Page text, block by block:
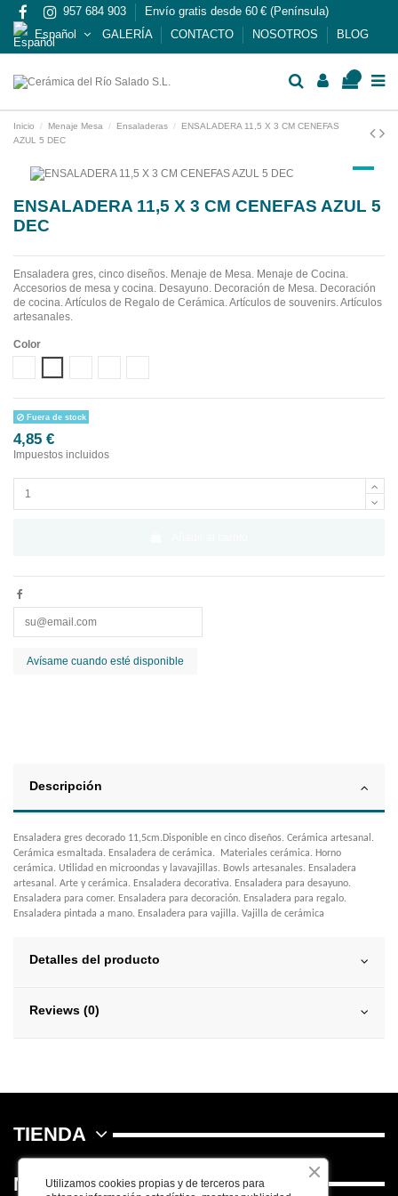
957 684 903
Envío gratis desde 60 € (Península)
Español
GALERÍA CONTACTO NOSOTROS BLOG
Inicio Menaje Mesa Ensaladeras
ENSALADERA 11,5 X 3 CM CENEFAS
AZUL 5 DEC
ENSALADERA 11,5 X 3 CM CENEFAS AZUL 5
DEC
Ensaladera gres, cinco diseños. Menaje de Mesa. Menaje de Cocina.
Accesorios de mesa y cocina. Desayuno. Decoración de Mesa. Decoración
de cocina. Artículos de Regalo de Cerámica. Artículos de souvenirs. Artículos
artesanales.
Color
Fuera de stock
4,85 €
Impuestos incluidos
Descripción
Ensaladera gres decorado 11,5cm.Disponible en cinco diseños. Cerámica artesanal.
Cerámica esmaltada. Ensaladera de cerámica. Materiales cerámica. Horno
cerámica. Utilidad en microondas y lavavajillas. Bowls artesanales. Ensaladera
artesanal. Arte y cerámica. Ensaladera decorativa. Ensaladera para desayuno.
Ensaladera para comer. Ensaladera para decoración. Ensaladera para regalo.
Ensaladera pintada a mano. Ensaladera para vajilla. Vajilla de cerámica
Detalles del producto
Reviews (0)
TIENDA
NOSOTROS
Utilizamos cookies propias y de terceros para